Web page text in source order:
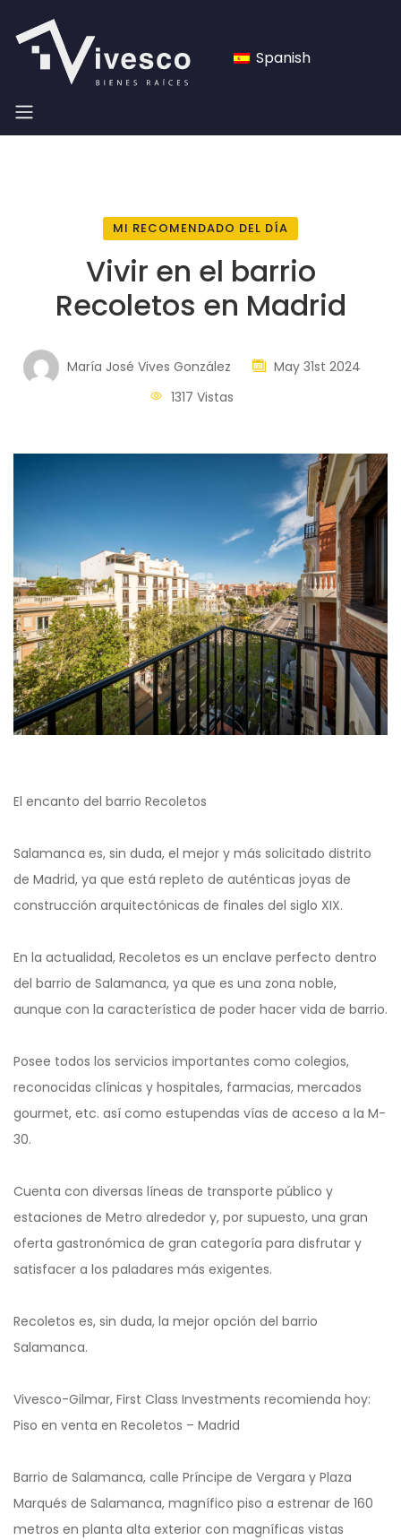
Spanish
MI RECOMENDADO DEL DÍA
Vivir en el barrio
Recoletos en Madrid
María José Vives González
May 31st 2024
1317 Vistas
El encanto del barrio Recoletos
Salamanca es, sin duda, el mejor y más solicitado distrito
de Madrid, ya que está repleto de auténticas joyas de
construcción arquitectónicas de finales del siglo XIX.
En la actualidad, Recoletos es un enclave perfecto dentro
del barrio de Salamanca, ya que es una zona noble,
aunque con la característica de poder hacer vida de barrio.
Posee todos los servicios importantes como colegios,
reconocidas clínicas y hospitales, farmacias, mercados
gourmet, etc. así como estupendas vías de acceso a la M-
30.
Cuenta con diversas líneas de transporte público y
estaciones de Metro alrededor y, por supuesto, una gran
oferta gastronómica de gran categoría para disfrutar y
satisfacer a los paladares más exigentes.
Recoletos es, sin duda, la mejor opción del barrio
Salamanca.
Vivesco-Gilmar, First Class Investments recomienda hoy:
Piso en venta en Recoletos – Madrid
Barrio de Salamanca, calle Príncipe de Vergara y Plaza
Marqués de Salamanca, magnífico piso a estrenar de 160
metros en planta alta exterior con magníficas vistas